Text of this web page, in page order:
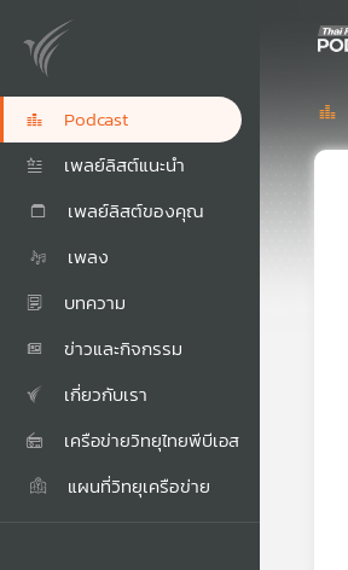
Podcast
เพลย์ลิสต์แนะนำ
เพลย์ลิสต์ของคุณ
เพลง
บทความ
ข่าวและกิจกรรม
เกี่ยวกับเรา
เครือข่ายวิทยุไทยพีบีเอส
แผนที่วิทยุเครือข่าย